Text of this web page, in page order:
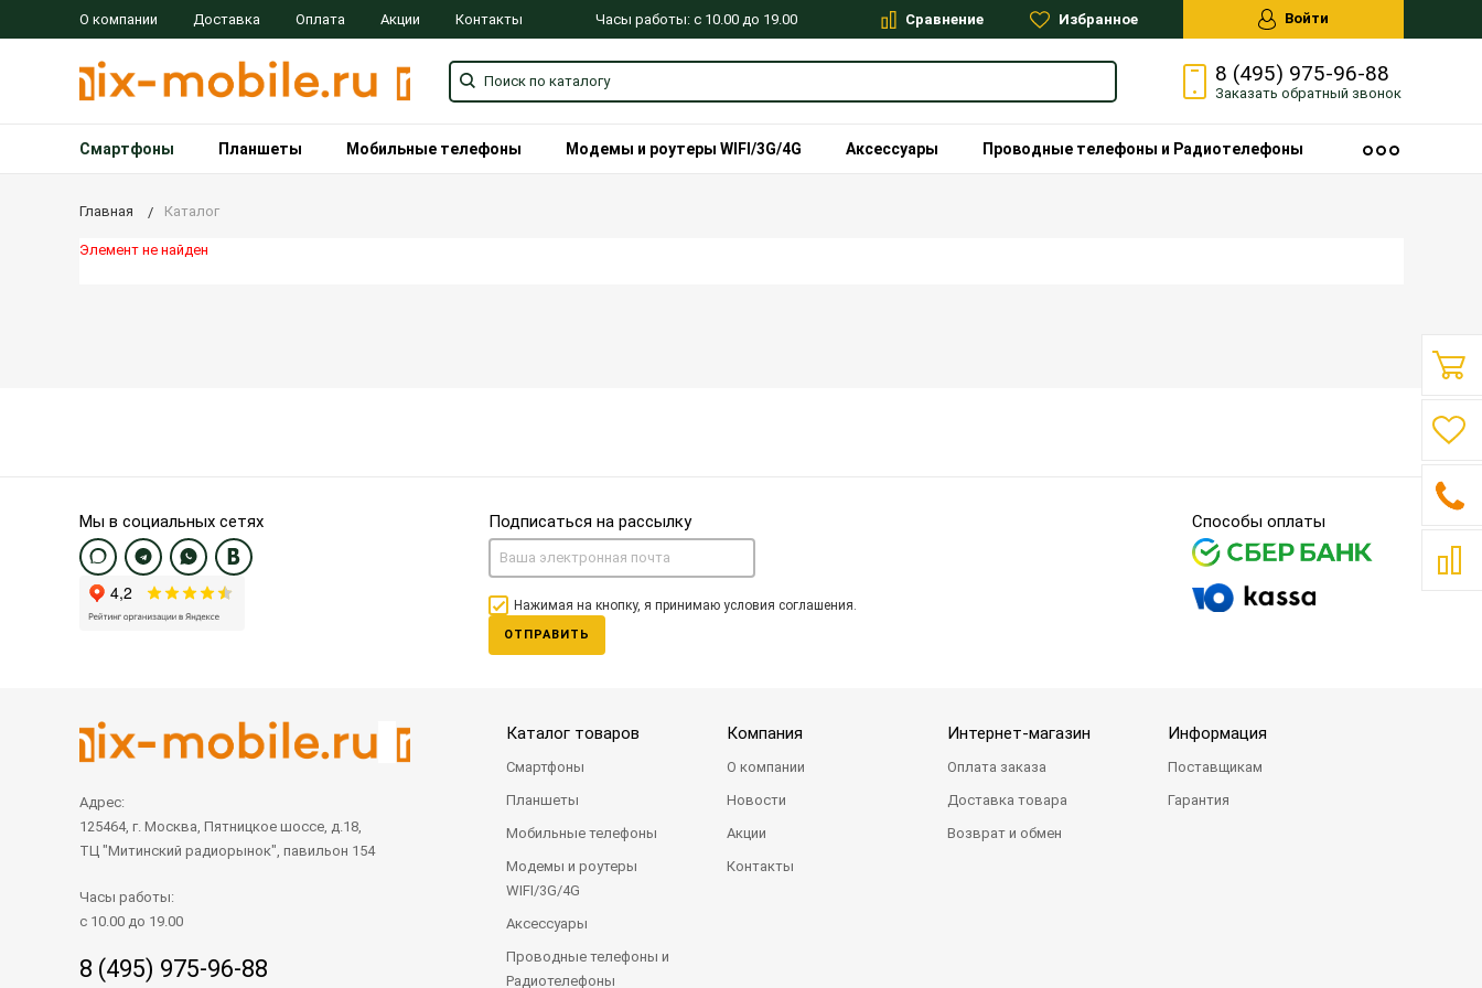
О компании Доставка Оплата Акции Контакты Часы работы: с 10.00 до 19.00 Сравнение Избранное Войти
8 (495) 975-96-88
Заказать обратный звонок
Смартфоны Планшеты Мобильные телефоны Модемы и роутеры WIFI/3G/4G Аксессуары Проводные телефоны и Радиотелефоны
Главная Каталог
Элемент не найден
Мы в социальных сетях Подписаться на рассылку
Нажимая на кнопку, я принимаю условия соглашения.
ОТПРАВИТЬ
Способы оплаты
Адрес:
125464, г. Москва, Пятницкое шоссе, д.18,
ТЦ "Митинский радиорынок", павильон 154
Часы работы:
с 10.00 до 19.00
8 (495) 975-96-88
Каталог товаров
Смартфоны
Планшеты
Мобильные телефоны
Модемы и роутеры
WIFI/3G/4G
Аксессуары
Проводные телефоны и
Радиотелефоны
Компания
О компании
Новости
Акции
Контакты
Интернет-магазин
Оплата заказа
Доставка товара
Возврат и обмен
Информация
Поставщикам
Гарантия